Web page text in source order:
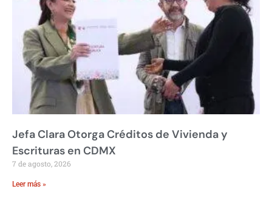
Jefa Clara Otorga Créditos de Vivienda y
Escrituras en CDMX
7 de agosto, 2026
Leer más »